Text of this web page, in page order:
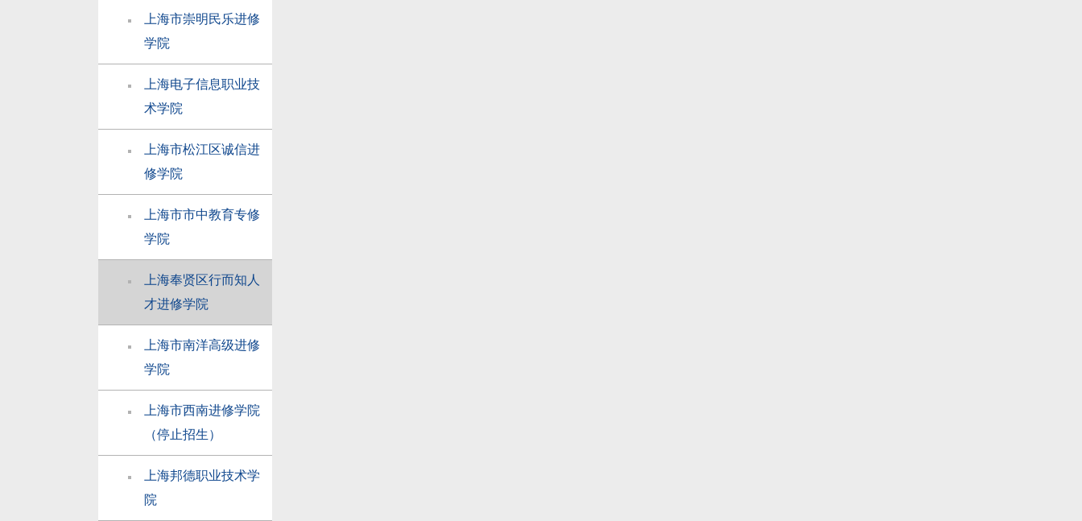
上海市崇明民乐进修
学院
上海电子信息职业技
术学院
上海市松江区诚信进
修学院
上海市市中教育专修
学院
上海奉贤区行而知人
才进修学院
上海市南洋高级进修
学院
上海市西南进修学院
（停止招生）
上海邦德职业技术学
院